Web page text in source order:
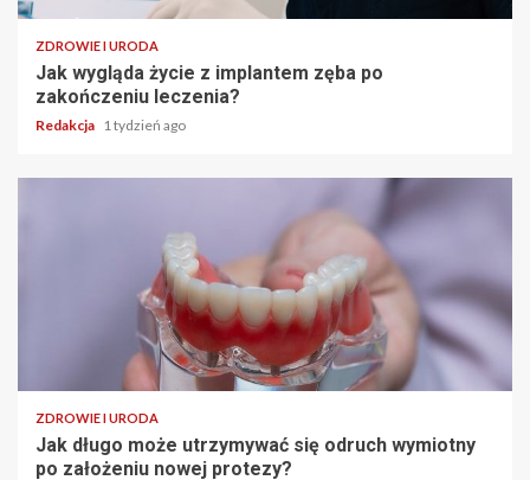
ZDROWIE I URODA
Jak wygląda życie z implantem zęba po
zakończeniu leczenia?
Redakcja 1 tydzień ago
ZDROWIE I URODA
Jak długo może utrzymywać się odruch wymiotny
po założeniu nowej protezy?